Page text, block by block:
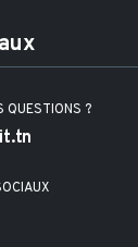
QUESTIONS ?